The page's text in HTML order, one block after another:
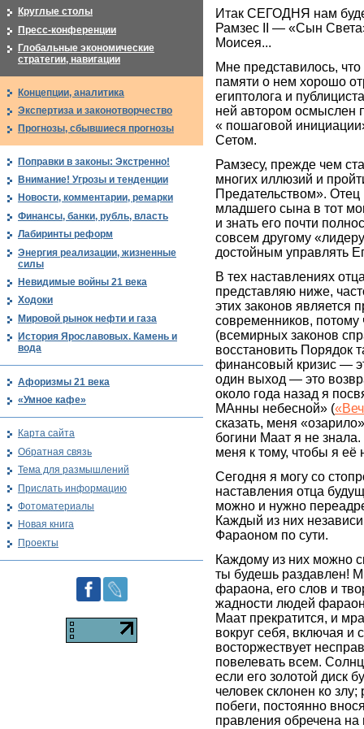
Итак СЕГОДНЯ нам
Рамзес II — «Сын
Моисея...
Мне представилось,
памяти о нем хорошо
египтолога и
ней автором осмыслен
« пошаговой
Сетом.
Рамзесу, прежде чем
многих иллюзий и
Предательством».
младшего сына в тот
и знать его почти
совсем другому
достойным управлять
В тех наставлениях
представляю ниже,
этих законов
современников, потому
(всемирных законов
восстановить Порядок
финансовый кризис —
один выход — это
около года назад я
МАнны небесной» (
сказать, меня
богини Маат я не
меня к тому, чтобы я её
Сегодня я могу со
наставления отца
можно и нужно
Каждый из них
Фараоном по сути.
Каждому из них можно
ты будешь раздавлен!
фараона, его слов и
жадности людей
Маат прекратится, и
вокруг себя, включая и
восторжествует
повелевать всем.
если его золотой диск
человек склонен ко
побеги, постоянно
правления обречена на
Круглые столы
Пресс-конференции
Глобальные экономические
стратегии, навигации
Концепции, аналитика
Экспертиза и законотворчество
Прогнозы, сбывшиеся прогнозы
Поправки в законы: Экстренно!
Внимание! Угрозы и тенденции
Новости, комментарии, ремарки
Финансы, банки, рубль, власть
Лабиринты реформ
Энергия реализации, жизненные
силы
Невидимые войны 21 века
Ходоки
Мировой рынок нефти и газа
История Ярославовых. Камень и
вода
Афоризмы 21 века
«Умное кафе»
Карта сайта
Обратная связь
Тема для размышлений
Прислать информацию
Фотоматериалы
Новая книга
Проекты